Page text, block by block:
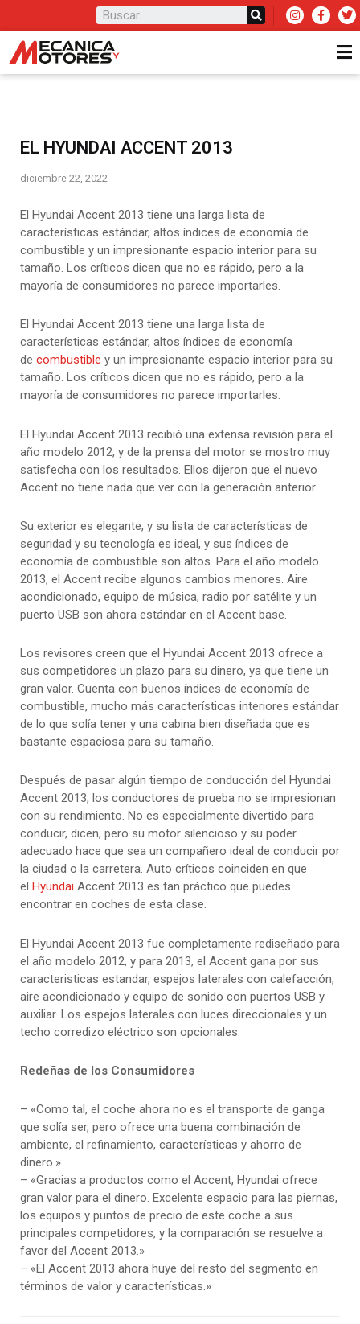
EL HYUNDAI ACCENT 2013
diciembre 22, 2022
El Hyundai Accent 2013 tiene una larga lista de
características estándar, altos índices de economía de
combustible y un impresionante espacio interior para su
tamaño. Los críticos dicen que no es rápido, pero a la
mayoría de consumidores no parece importarles.
El Hyundai Accent 2013 tiene una larga lista de
características estándar, altos índices de economía
de combustible y un impresionante espacio interior para su
tamaño. Los críticos dicen que no es rápido, pero a la
mayoría de consumidores no parece importarles.
El Hyundai Accent 2013 recibió una extensa revisión para el
año modelo 2012, y de la prensa del motor se mostro muy
satisfecha con los resultados. Ellos dijeron que el nuevo
Accent no tiene nada que ver con la generación anterior.
Su exterior es elegante, y su lista de características de
seguridad y su tecnología es ideal, y sus índices de
economía de combustible son altos. Para el año modelo
2013, el Accent recibe algunos cambios menores. Aire
acondicionado, equipo de música, radio por satélite y un
puerto USB son ahora estándar en el Accent base.
Los revisores creen que el Hyundai Accent 2013 ofrece a
sus competidores un plazo para su dinero, ya que tiene un
gran valor. Cuenta con buenos índices de economía de
combustible, mucho más características interiores estándar
de lo que solía tener y una cabina bien diseñada que es
bastante espaciosa para su tamaño.
Después de pasar algún tiempo de conducción del Hyundai
Accent 2013, los conductores de prueba no se impresionan
con su rendimiento. No es especialmente divertido para
conducir, dicen, pero su motor silencioso y su poder
adecuado hace que sea un compañero ideal de conducir por
la ciudad o la carretera. Auto críticos coinciden en que
el Hyundai Accent 2013 es tan práctico que puedes
encontrar en coches de esta clase.
El Hyundai Accent 2013 fue completamente rediseñado para
el año modelo 2012, y para 2013, el Accent gana por sus
caracteristicas estandar, espejos laterales con calefacción,
aire acondicionado y equipo de sonido con puertos USB y
auxiliar. Los espejos laterales con luces direccionales y un
techo corredizo eléctrico son opcionales.
Redeñas de los Consumidores
– «Como tal, el coche ahora no es el transporte de ganga
que solía ser, pero ofrece una buena combinación de
ambiente, el refinamiento, características y ahorro de
dinero.»
– «Gracias a productos como el Accent, Hyundai ofrece
gran valor para el dinero. Excelente espacio para las piernas,
los equipos y puntos de precio de este coche a sus
principales competidores, y la comparación se resuelve a
favor del Accent 2013.»
– «El Accent 2013 ahora huye del resto del segmento en
términos de valor y características.»